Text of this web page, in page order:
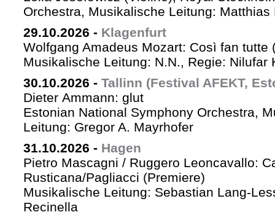
Orchestra, Musikalische Leitung: Matthias
29.10.2026 - Klagenfurt
Wolfgang Amadeus Mozart: Così fan tutte
Musikalische Leitung: N.N., Regie: Nilufar
30.10.2026 - Tallinn (Festival AFEKT,
Dieter Ammann: glut
Estonian National Symphony Orchestra,
Leitung: Gregor A. Mayrhofer
31.10.2026 - Hagen
Pietro Mascagni / Ruggero Leoncavallo:
Rusticana/Pagliacci (Premiere)
Musikalische Leitung: Sebastian Lang-
Recinella